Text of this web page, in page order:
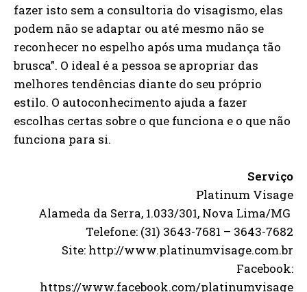
fazer isto sem a consultoria do visagismo, elas
podem não se adaptar ou até mesmo não se
reconhecer no espelho após uma mudança tão
brusca”. O ideal é a pessoa se apropriar das
melhores tendências diante do seu próprio
estilo. O autoconhecimento ajuda a fazer
escolhas certas sobre o que funciona e o que não
funciona para si.
Serviço
Platinum Visage
Alameda da Serra, 1.033/301, Nova Lima/MG
Telefone: (31) 3643-7681 – 3643-7682
Site: http://www.platinumvisage.com.br
Facebook:
https://www.facebook.com/platinumvisage